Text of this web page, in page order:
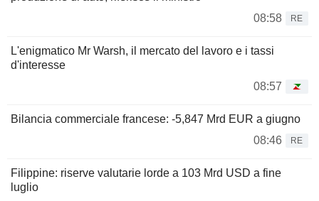
08:58
RE
L'enigmatico Mr Warsh, il mercato del lavoro e i tassi
d'interesse
08:57
Bilancia commerciale francese: -5,847 Mrd EUR a giugno
08:46
RE
Filippine: riserve valutarie lorde a 103 Mrd USD a fine
luglio